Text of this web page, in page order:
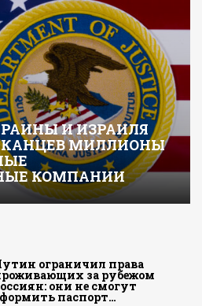
И ИЗРАИЛЯ
МИЛЛИОНЫ
КОМПАНИИ
ограничил права
за рубежом
они не смогут
паспорт…